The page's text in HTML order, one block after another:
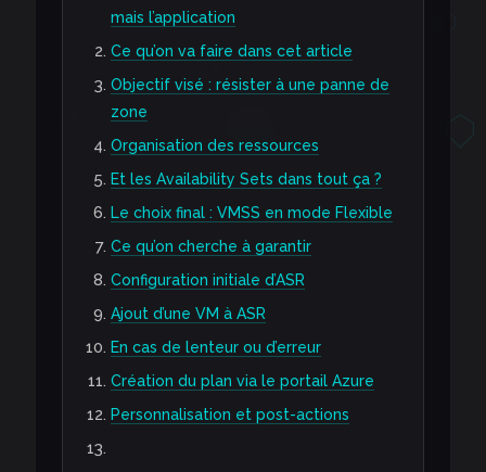
mais l’application
Ce qu’on va faire dans cet article
Objectif visé : résister à une panne de
zone
Organisation des ressources
Et les Availability Sets dans tout ça ?
Le choix final : VMSS en mode Flexible
Ce qu’on cherche à garantir
Configuration initiale d’ASR
Ajout d’une VM à ASR
En cas de lenteur ou d’erreur
Création du plan via le portail Azure
Personnalisation et post-actions